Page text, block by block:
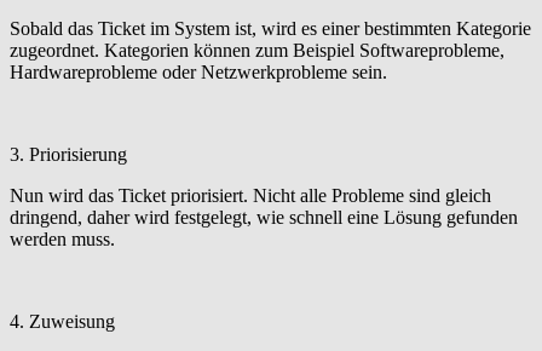
Sobald das Ticket im System ist, wird es einer bestimmten Kategorie
zugeordnet. Kategorien können zum Beispiel Softwareprobleme,
Hardwareprobleme oder Netzwerkprobleme sein.
3. Priorisierung
Nun wird das Ticket priorisiert. Nicht alle Probleme sind gleich
dringend, daher wird festgelegt, wie schnell eine Lösung gefunden
werden muss.
4. Zuweisung